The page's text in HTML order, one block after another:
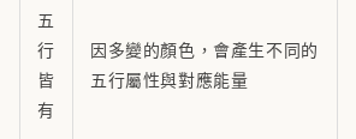
五
行
皆
有
因多變的顏色，會產生不同的
五行屬性與對應能量